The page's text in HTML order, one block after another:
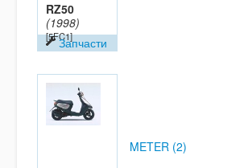
RZ50
(1998)
[5FC1]Запчасти
METER (2)